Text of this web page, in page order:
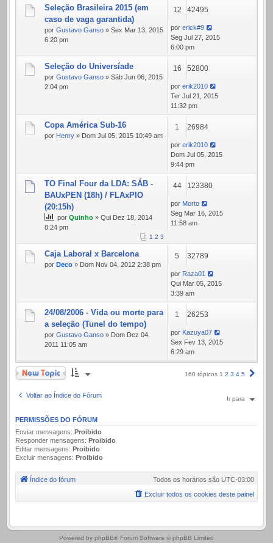
Seleção Brasileira 2015 (em
caso de vaga garantida)
por Gustavo Ganso » Sex Mar 13, 2015
6:20 pm
12 42495
por erick#9
Seg Jul 27, 2015
6:00 pm
Seleção do Universíade
por Gustavo Ganso » Sáb Jun 06, 2015
2:04 pm
16 52800
por erik2010
Ter Jul 21, 2015
11:32 pm
Copa América Sub-16
por Henry » Dom Jul 05, 2015 10:49 am
1 26984
por erik2010
Dom Jul 05, 2015
9:44 pm
TO Final Four da LDA: SÁB -
BAUxPEN (18h) / FLAxPIO
(20:15h)
por Quinho » Qui Dez 18, 2014
8:24 pm
1 2 3
44 123380
por Morto
Seg Mar 16, 2015
11:58 am
Caja Laboral x Barcelona
por Deco » Dom Nov 04, 2012 2:38 pm
5 32789
por Raza01
Qui Mar 05, 2015
3:39 am
24/08/2006 - Vida ou morte para
a seleção (Tunel do tempo)
por Gustavo Ganso » Dom Dez 04,
2011 11:05 am
1 26253
por Kazuya07
Sex Fev 13, 2015
6:29 am
Novo Tópico
160 tópicos 1 2 3 4 5
Voltar ao Índice do Fórum Ir para
PERMISSÕES DO FÓRUM
Enviar mensagens: Proibido
Responder mensagens: Proibido
Editar mensagens: Proibido
Excluir mensagens: Proibido
Índice do fórum Todos os horários são UTC-03:00
Excluir todos os cookies deste painel
.
Powered by phpBB® Forum Software © phpBB Limited